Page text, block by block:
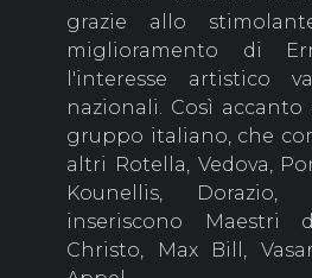
grazie allo
miglioramento di
l'interesse artistico
nazionali. Così
gruppo italiano, che
altri Rotella, Vedova,
Kounellis, Dorazio,
inseriscono Maestri
Christo, Max Bill,